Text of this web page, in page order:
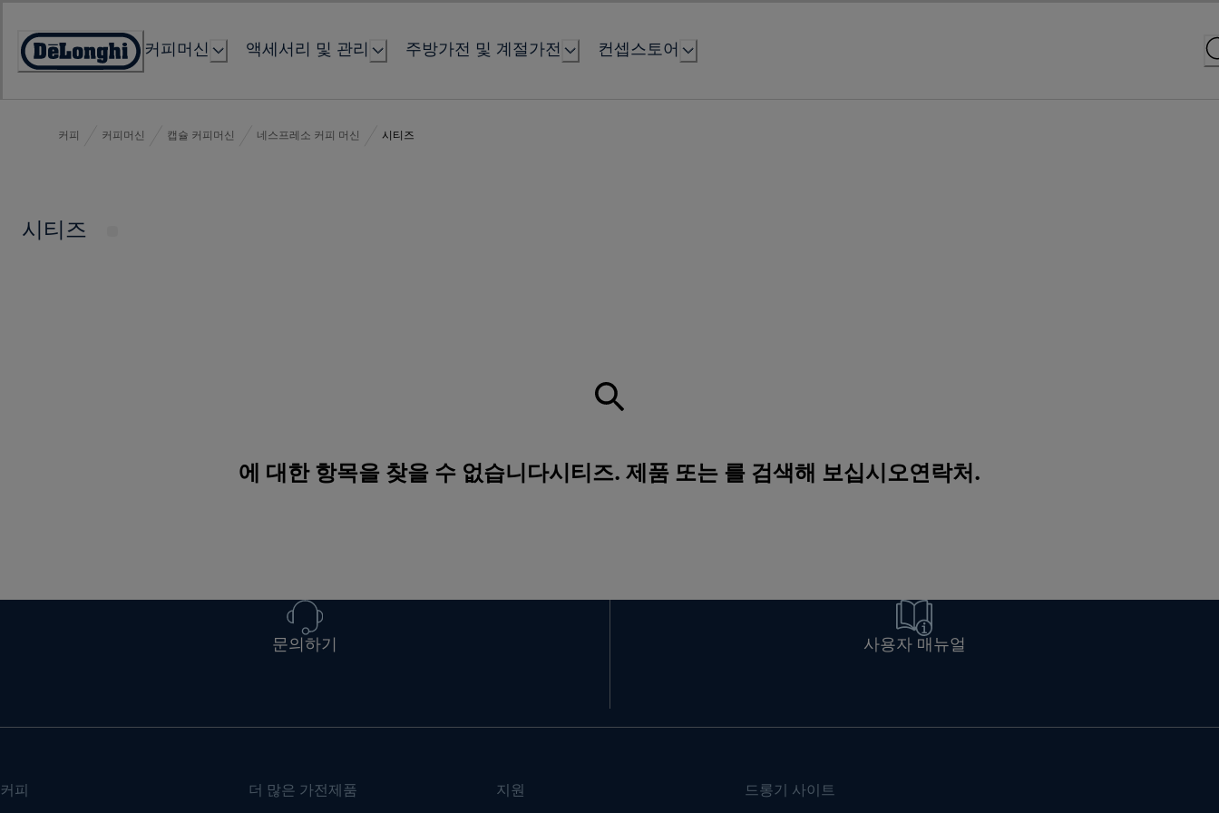
Content
Accessibility
커피머신 액세서리 및 관리 주방가전 및 계절가전 컨셉스토어
커피 커피머신 캡슐 커피머신 네스프레소 커피 머신 시티즈
시티즈
에 대한 항목을 찾을 수 없습니다시티즈. 제품 또는 를 검색해 보십시오연락처 .
문의하기 사용자 매뉴얼
커피 더 많은 가전제품 지원 드롱기 사이트